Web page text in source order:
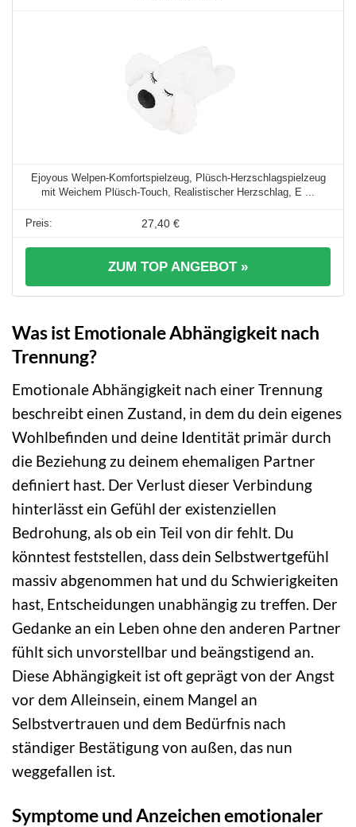
Ejoyous Welpen-Komfortspielzeug, Plüsch-Herzschlagspielzeug
mit Weichem Plüsch-Touch, Realistischer Herzschlag, E ...
27,40 €
ZUM TOP ANGEBOT »
Was ist Emotionale Abhängigkeit nach
Trennung?
Emotionale Abhängigkeit nach einer Trennung
beschreibt einen Zustand, in dem du dein eigenes
Wohlbefinden und deine Identität primär durch
die Beziehung zu deinem ehemaligen Partner
definiert hast. Der Verlust dieser Verbindung
hinterlässt ein Gefühl der existenziellen
Bedrohung, als ob ein Teil von dir fehlt. Du
könntest feststellen, dass dein Selbstwertgefühl
massiv abgenommen hat und du Schwierigkeiten
hast, Entscheidungen unabhängig zu treffen. Der
Gedanke an ein Leben ohne den anderen Partner
fühlt sich unvorstellbar und beängstigend an.
Diese Abhängigkeit ist oft geprägt von der Angst
vor dem Alleinsein, einem Mangel an
Selbstvertrauen und dem Bedürfnis nach
ständiger Bestätigung von außen, das nun
weggefallen ist.
Symptome und Anzeichen emotionaler